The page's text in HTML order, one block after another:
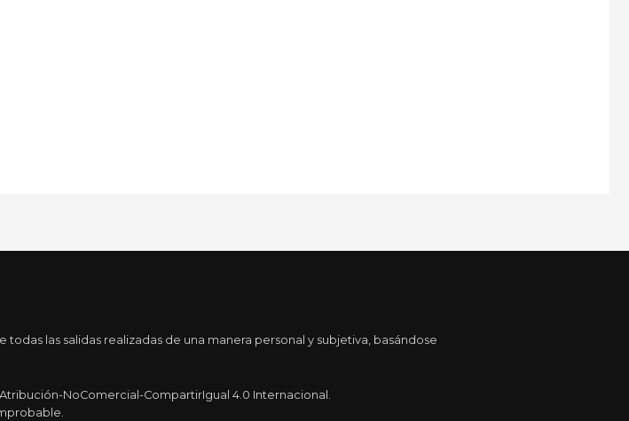
las salidas realizadas de una manera personal y subjetiva, basándose
NoComercial-CompartirIgual 4.0 Internacional.